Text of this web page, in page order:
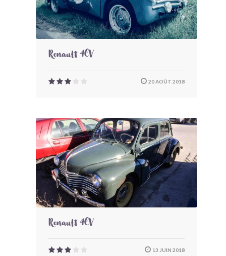
Renault 4CV
20 AOÛT 2018
Renault 4CV
13 JUIN 2018